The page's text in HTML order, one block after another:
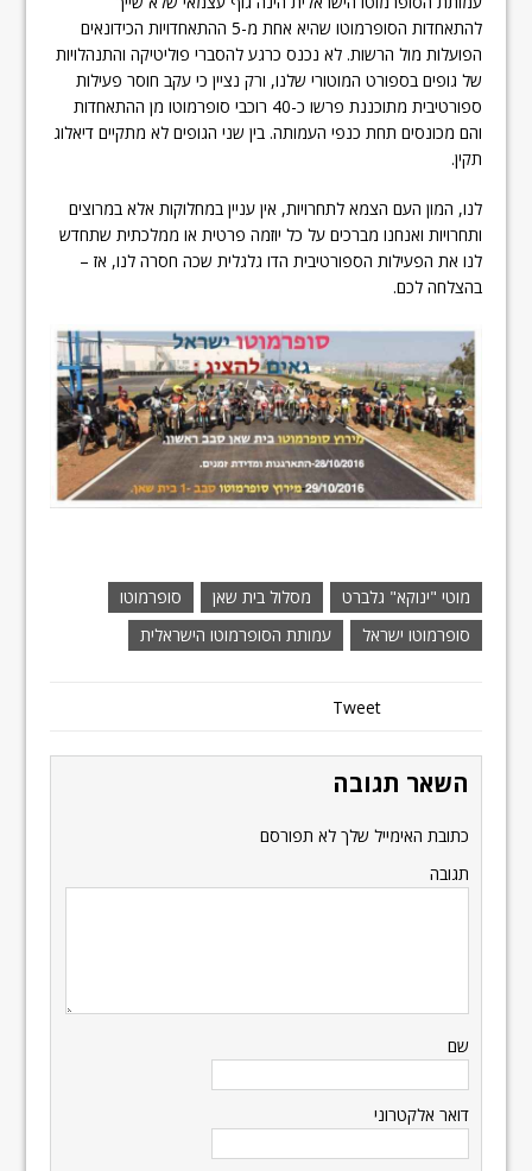
להתאחדות הסופרמוטו שהיא אחת מ-5 ההתאחדויות הכידונאים
הפועלות מול הרשות. לא נכנס כרגע להסברי פוליטיקה והתנהלויות
של גופים בספורט המוטורי שלנו, ורק נציין כי עקב חוסר פעילות
ספורטיבית מתוכננת פרשו כ-40 רוכבי סופרמוטו מן ההתאחדות
והם מכונסים תחת כנפי העמותה. בין שני הגופים לא מתקיים דיאלוג
תקין.
לנו, המון העם הצמא לתחרויות, אין עניין במחלוקות אלא במרוצים
ותחרויות ואנחנו מברכים על כל יוזמה פרטית או ממלכתית שתחדש
לנו את הפעילות הספורטיבית הדו גלגלית שכה חסרה לנו, אז –
בהצלחה לכם.
מוטי "ינוקא" גלברט מסלול בית שאן
סופרמוטו
סופרמוטו ישראל
עמותת הסופרמוטו הישראלית
Tweet
השאר תגובה
כתובת האימייל שלך לא תפורסם
תגובה
שם
דואר אלקטרוני